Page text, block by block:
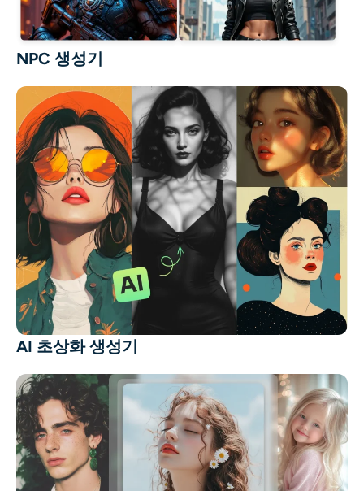
NPC 생성기
AI 초상화 생성기